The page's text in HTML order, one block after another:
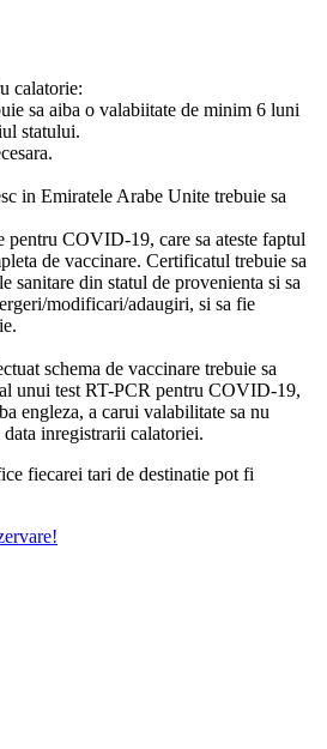
calatorie:
sa aiba o valabiitate de minim 6 luni
statului.
in Emiratele Arabe Unite trebuie sa
pentru COVID-19, care sa ateste faptul
de vaccinare. Certificatul trebuie sa
sanitare din statul de provenienta si sa
modificari/adaugiri, si sa fie
schema de vaccinare trebuie sa
unui test RT-PCR pentru COVID-19,
engleza, a carui valabilitate sa nu
data inregistrarii calatoriei.
fiecarei tari de destinatie pot fi